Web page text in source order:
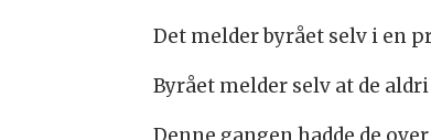
Det melder byrået selv i en
Byrået melder selv at de